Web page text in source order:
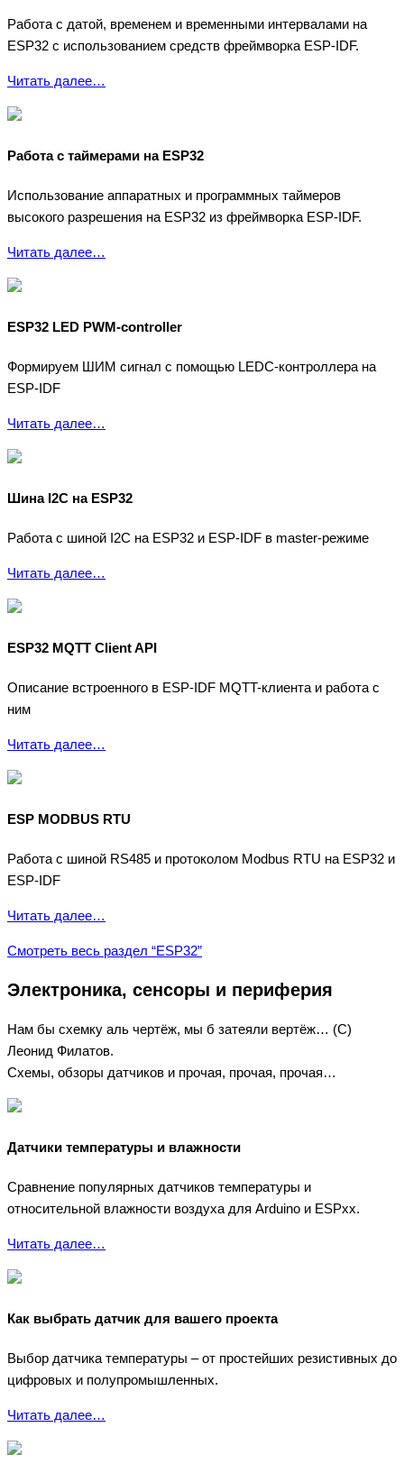
Работа с датой, временем и временными интервалами на
ESP32 с использованием средств фреймворка ESP-IDF.
Читать далее…
Работа с таймерами на ESP32
Использование аппаратных и программных таймеров
высокого разрешения на ESP32 из фреймворка ESP-IDF.
Читать далее…
ESP32 LED PWM-controller
Формируем ШИМ сигнал с помощью LEDC-контроллера на
ESP-IDF
Читать далее…
Шина I2C на ESP32
Работа с шиной I2C на ESP32 и ESP-IDF в master-режиме
Читать далее…
ESP32 MQTT Client API
Описание встроенного в ESP-IDF MQTT-клиента и работа с
ним
Читать далее…
ESP MODBUS RTU
Работа с шиной RS485 и протоколом Modbus RTU на ESP32 и
ESP-IDF
Читать далее…
Смотреть весь раздел “ESP32”
Электроника, сенсоры и периферия
Нам бы схемку аль чертёж, мы б затеяли вертёж… (С)
Леонид Филатов.
Схемы, обзоры датчиков и прочая, прочая, прочая…
Датчики температуры и влажности
Сравнение популярных датчиков температуры и
относительной влажности воздуха для Arduino и ESPxx.
Читать далее…
Как выбрать датчик для вашего проекта
Выбор датчика температуры – от простейших резистивных до
цифровых и полупромышленных.
Читать далее…